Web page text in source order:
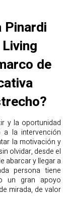
Pinardi
de
y la oportunidad
a la intervención
la motivación y
olvidar, desde el
abarcar y llegar a
persona tiene
un gran apoyo
mirada, de valor